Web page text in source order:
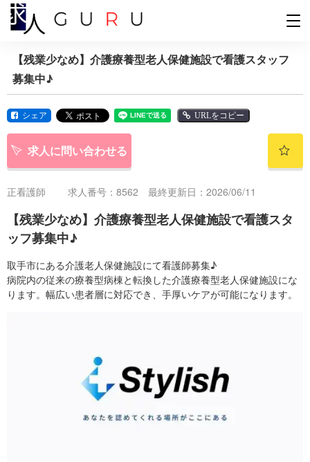
【残業少なめ】介護療養型老人保健施設で看護スタッフ
募集中♪
シェア URLをコピー
求人に問い合わせる
正看護師 求人番号：8562 最終更新日：2026/06/11
【残業少なめ】介護療養型老人保健施設で看護スタ
ッフ募集中♪
取手市にある介護老人保健施設にて看護師募集♪
病院内の従来の療養型病棟と転換した介護療養型老人保健施設にな
ります。幅広い患者層に対応でき、手厚いケアが可能になります。